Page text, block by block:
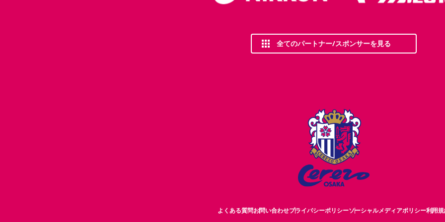
全てのパートナー/スポンサーを見る
よくある質問お問い合わせプライバシーポリシーソーシャルメディアポリシー利用